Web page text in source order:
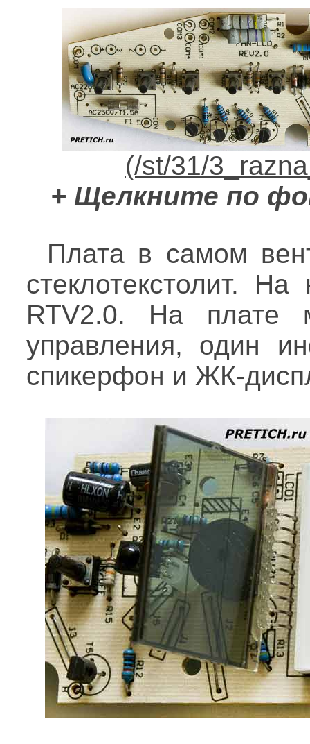
+ Щелкните по
Плата в самом
стеклотекстолит.
RTV2.0. На плате
управления, один
спикерфон и ЖК-